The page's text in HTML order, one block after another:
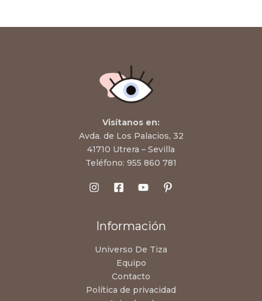
Visítanos en:
Avda. de Los Palacios, 32
41710 Utrera – Sevilla
Teléfono: 955 860 781
Información
Universo De Tiza
Equipo
Contacto
Política de privacidad